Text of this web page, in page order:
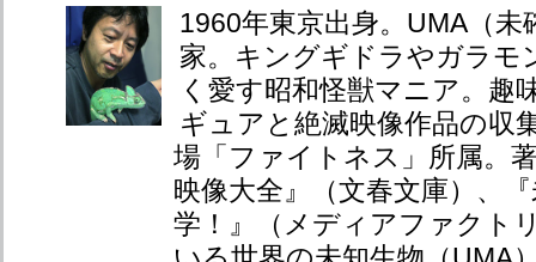
1960年東京出身。UMA（未
家。キングギドラやガラモ
く愛す昭和怪獣マニア。趣
ギュアと絶滅映像作品の収
場「ファイトネス」所属。
映像大全』（文春文庫）、
学！』（メディアファクト